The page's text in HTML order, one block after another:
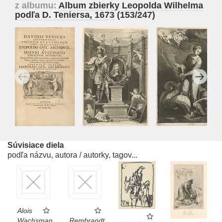
z albumu: Album zbierky Leopolda Wilhelma
podľa D. Teniersa, 1673 (153/247)
Súvisiace diela
podľa názvu, autora / autorky, tagov...
Alois